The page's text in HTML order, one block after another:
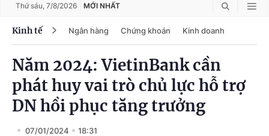
Thứ sáu, 7/8/2026 MỚI NHẤT
Kinh tế Ngân hàng Chứng khoán Kinh doanh
Năm 2024: VietinBank cần
phát huy vai trò chủ lực hỗ trợ
DN hồi phục tăng trưởng
07/01/2024 18:31